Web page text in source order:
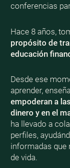
conferencias
Hace 8 años,
propósito de
educación
Desde ese
aprender,
empoderan a
dinero y en el
ha llevado a
perfiles,
informadas que
de vida.